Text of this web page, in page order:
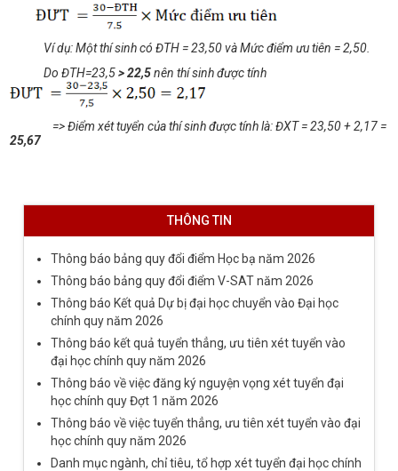
Ví dụ: Một thí sinh có ĐTH = 23,50và Mức điểm ưu tiên = 2,50.
Do ĐTH=23,5> 22,5nên thí sinh được tính
=> Điểm xét tuyển của thí sinh được tính là: ĐXT = 23,50+ 2,17 =
25,67
THÔNG TIN
Thông báo bảng quy đổi điểm Học bạ năm 2026
Thông báo bảng quy đổi điểm V-SAT năm 2026
Thông báo Kết quả Dự bị đại học chuyển vào Đại học
chính quy năm 2026
Thông báo kết quả tuyển thẳng, ưu tiên xét tuyển vào
đại học chính quy năm 2026
Thông báo về việc đăng ký nguyện vọng xét tuyển đại
học chính quy Đợt 1 năm 2026
Thông báo về việc tuyển thẳng, ưu tiên xét tuyển vào đại
học chính quy năm 2026
Danh mục ngành, chỉ tiêu, tổ hợp xét tuyển đại học chính